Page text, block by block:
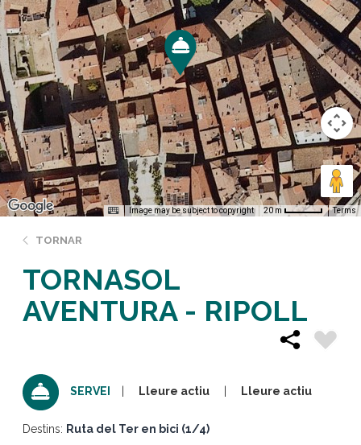
Image may be subject to copyright 20 m Terms
TORNAR
TORNASOL
AVENTURA - RIPOLL
SERVEI Lleure actiu Lleure actiu
Destins: Ruta del Ter en bici (1/4)